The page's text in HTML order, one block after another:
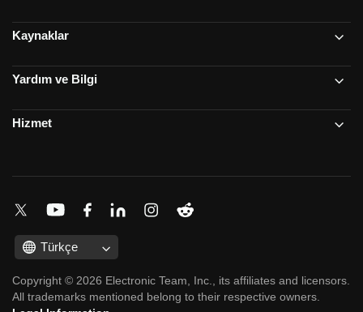
Kaynaklar
Yardım ve Bilgi
Hizmet
Türkçe
Copyright © 2026 Electronic Team, Inc., its affiliates and licensors.
All trademarks mentioned belong to their respective owners.